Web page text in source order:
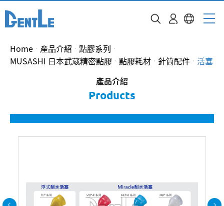
Home 產品介紹
點膠系列
MUSASHI 日本武蔵精密點膠
點膠耗材 針筒配件
活塞
產品介紹
Products